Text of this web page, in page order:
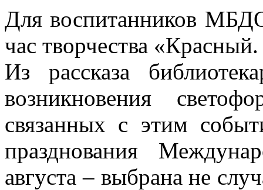
Для воспитанников
час творчества
Из рассказа
возникновения
связанных с этим
празднования
августа – выбрана не